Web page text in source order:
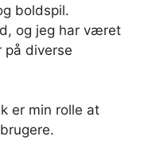
boldspil.
og jeg har været
på diverse
er min rolle at